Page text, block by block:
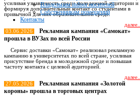
Владельцам indoor носителей
Собственникам помещений
Контакты
усиливая узнаваемость среди молодежной аудитории и
формируя дополнительный контакт со студентами в
привычной для них образовательной среде.
далее...
03.06.2026
Рекламная кампания «Самокат»
прошла в ВУЗах по всей России
Сервис доставки «Самокат» реализовал рекламную
кампанию в университетах по всей стране, усиливая
присутствие бренда в молодежной среде и повышая
частоту контакта с целевой аудиторией.
далее...
27.05.2026
Рекламная кампания «Золотой
короны» прошла в торговых центрах